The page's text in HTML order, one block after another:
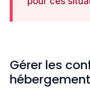
Gérer les